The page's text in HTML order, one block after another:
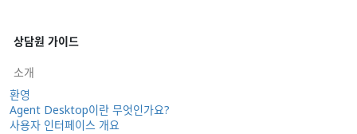
상담원 가이드
소개
환영
Agent Desktop이란 무엇인가요?
사용자 인터페이스 개요